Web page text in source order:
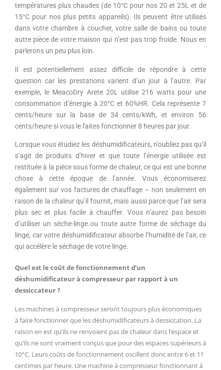
températures plus chaudes (de 10°C pour nos 20 et 25L et de
15°C pour nos plus petits appareils). Ils peuvent être utilisés
dans votre chambre à coucher, votre salle de bains ou toute
autre pièce de votre maison qui n’est pas trop froide. Nous en
parlerons un peu plus loin.
Il est potentiellement assez difficile de répondre à cette
question car les prestations varient d’un jour à l’autre. Par
exemple, le MeacoDry Arete 20L utilise 216 watts pour une
consommation d’énergie à 20°C et 60%HR. Cela représente 7
cents/heure sur la base de 34 cents/kWh, et environ 56
cents/heure si vous le faites fonctionner 8 heures par jour.
Lorsque vous étudiez les déshumidificateurs, n’oubliez pas qu’il
s’agit de produits d’hiver et que toute l’énergie utilisée est
restituée à la pièce sous forme de chaleur, ce qui est une bonne
chose à cette époque de l’année. Vous économiserez
également sur vos factures de chauffage – non seulement en
raison de la chaleur qu’il fournit, mais aussi parce que l’air sera
plus sec et plus facile à chauffer. Vous n’aurez pas besoin
d’utiliser un sèche-linge ou toute autre forme de séchage du
linge, car votre déshumidificateur absorbe l’humidité de l’air, ce
qui accélère le séchage de votre linge.
Quel est le coût de fonctionnement d’un
déshumidificateur à compresseur par rapport à un
dessiccateur ?
Les machines à compresseur seront toujours plus économiques
à faire fonctionner que les déshumidificateurs à dessiccation. La
raison en est qu’ils ne renvoient pas de chaleur dans l’espace et
qu’ils ne sont vraiment conçus que pour des espaces supérieurs à
10°C. Leurs coûts de fonctionnement oscillent donc entre 6 et 11
centimes par heure. Une machine à compresseur fonctionnant à